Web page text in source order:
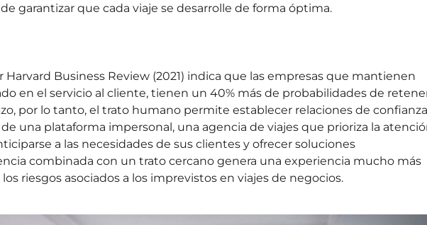
garantizar que cada viaje se desarrolle de forma óptima.
Harvard Business Review (2021) indica que las empresas que mantienen
en el servicio al cliente, tienen un 40% más de probabilidades de
por lo tanto, el trato humano permite establecer relaciones de confianza
una plataforma impersonal, una agencia de viajes que prioriza la
a las necesidades de sus clientes y ofrecer soluciones
combinada con un trato cercano genera una experiencia mucho más
riesgos asociados a los imprevistos en viajes de negocios.